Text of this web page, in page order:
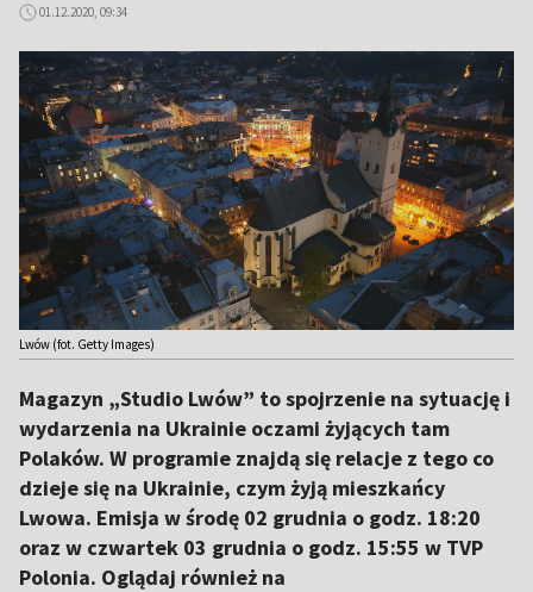
01.12.2020, 09:34
Lwów (fot. Getty Images)
Magazyn „Studio Lwów” to spojrzenie na sytuację i
wydarzenia na Ukrainie oczami żyjących tam
Polaków. W programie znajdą się relacje z tego co
dzieje się na Ukrainie, czym żyją mieszkańcy
Lwowa. Emisja w środę 02 grudnia o godz. 18:20
oraz w czwartek 03 grudnia o godz. 15:55 w TVP
Polonia. Oglądaj również na